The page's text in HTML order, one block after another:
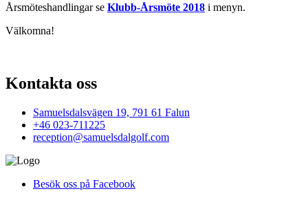
Årsmöteshandlingar se Klubb-Årsmöte 2018 i menyn.
Välkomna!
Kontakta oss
Samuelsdalsvägen 19, 791 61 Falun
+46 023-711225
reception@samuelsdalgolf.com
Besök oss på Facebook